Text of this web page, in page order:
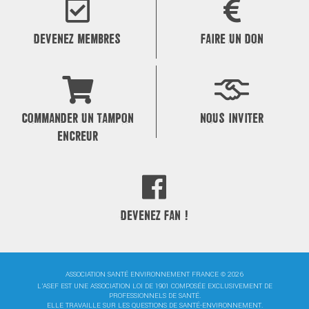
DEVENEZ MEMBRES FAIRE UN DON
COMMANDER UN TAMPON
ENCREUR
NOUS INVITER
DEVENEZ FAN !
ASSOCIATION SANTÉ ENVIRONNEMENT FRANCE © 2026
L'ASEF EST UNE ASSOCIATION LOI DE 1901 COMPOSÉE EXCLUSIVEMENT DE
PROFESSIONNELS DE SANTÉ.
ELLE TRAVAILLE SUR LES QUESTIONS DE SANTÉ-ENVIRONNEMENT.